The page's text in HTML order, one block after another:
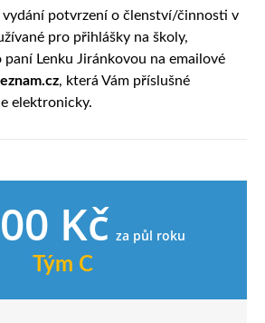
vydání potvrzení o členství/činnosti v
pro přihlášky na školy,
Lenku Jiránkovou na emailové
, která Vám příslušné
elektronicky.
Kčza půl roku
Tým C